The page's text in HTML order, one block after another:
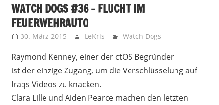
WATCH DOGS #36 – FLUCHT IM
FEUERWEHRAUTO
30. März 2015 LeKris Watch Dogs
Raymond Kenney, einer der ctOS Begründer
ist der einzige Zugang, um die Verschlüsselung auf
Iraqs Videos zu knacken.
Clara Lille und Aiden Pearce machen den letzten